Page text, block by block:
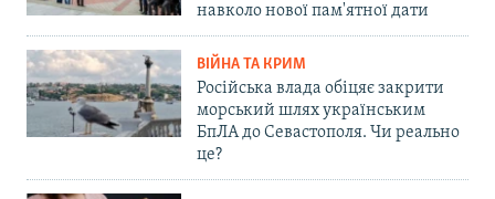
навколо нової пам'ятної дати
ВІЙНА ТА КРИМ
Російська влада обіцяє закрити
морський шлях українським
БпЛА до Севастополя. Чи реально
це?